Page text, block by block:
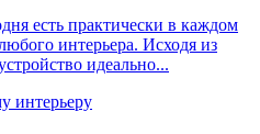
есть практически в каждом
интерьера. Исходя из
идеально...